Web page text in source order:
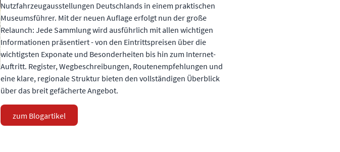
Nutzfahrzeugausstellungen Deutschlands in einem praktischen
Museumsführer. Mit der neuen Auflage erfolgt nun der große
Relaunch: Jede Sammlung wird ausführlich mit allen wichtigen
Informationen präsentiert - von den Eintrittspreisen über die
wichtigsten Exponate und Besonderheiten bis hin zum Internet-
Auftritt. Register, Wegbeschreibungen, Routenempfehlungen und
eine klare, regionale Struktur bieten den vollständigen Überblick
über das breit gefächerte Angebot.
zum Blogartikel